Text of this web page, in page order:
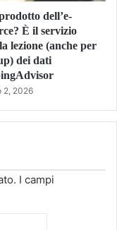
dell’e-
È il servizio
lezione (anche per
dei dati
2, 2026
I campi